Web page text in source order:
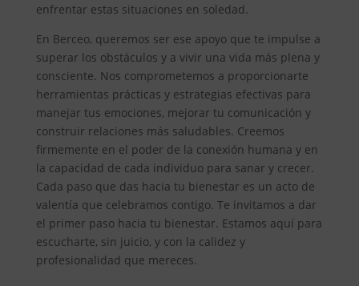
enfrentar estas situaciones en soledad.
En Berceo, queremos ser ese apoyo que te impulse a
superar los obstáculos y a vivir una vida más plena y
consciente. Nos comprometemos a proporcionarte
herramientas prácticas y estrategias efectivas para
manejar tus emociones, mejorar tu comunicación y
construir relaciones más saludables. Creemos
firmemente en el poder de la conexión humana y en
la capacidad de cada individuo para sanar y crecer.
Cada paso que das hacia tu bienestar es un acto de
valentía que celebramos contigo. Te invitamos a dar
el primer paso hacia tu bienestar. Estamos aquí para
escucharte, sin juicio, y con la calidez y
profesionalidad que mereces.